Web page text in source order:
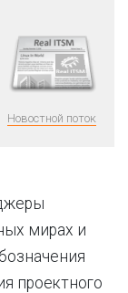
Новостной поток
мирах и
проектного